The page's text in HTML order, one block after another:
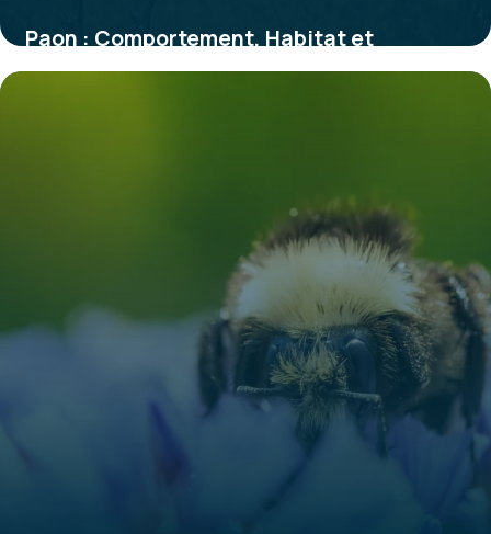
Paon : Comportement, Habitat et
Caractéristiques